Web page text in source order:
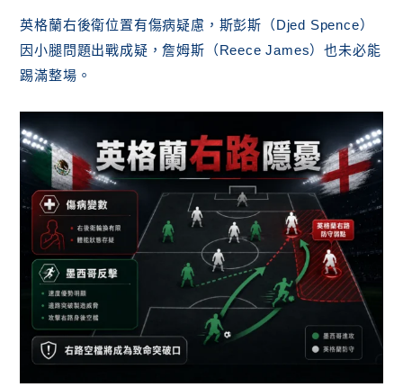
英格蘭右後衛位置有傷病疑慮，斯彭斯（Djed Spence）
因小腿問題出戰成疑，詹姆斯（Reece James）也未必能
踢滿整場。